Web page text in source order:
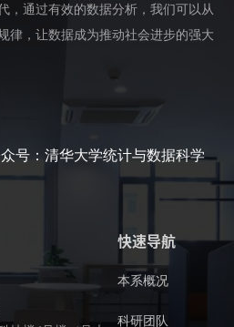
，通过有效的数据分析，我们可以从
律，让数据成为推动社会进步的强大
号：清华大学统计与数据科学
快速导航
本系概况
科研团队